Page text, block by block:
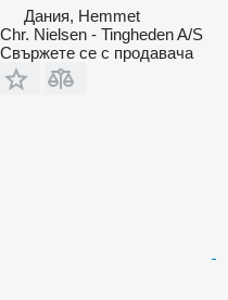
Дания, Hemmet
Chr. Nielsen - Tingheden A/S
Свържете се с продавача